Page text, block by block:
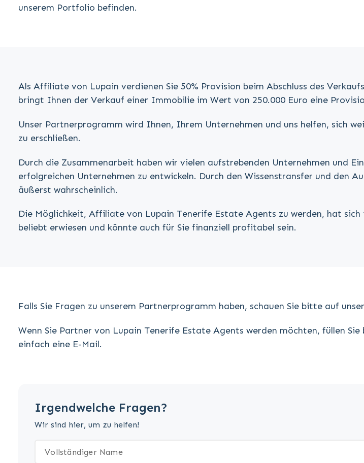
unserem Portfolio befinden.
Als Affiliate von Lupain verdienen Sie 50% Provision beim Abschluss des
bringt Ihnen der Verkauf einer Immobilie im Wert von 250.000 Euro eine
Unser Partnerprogramm wird Ihnen, Ihrem Unternehmen und uns helfen, sich
zu erschließen.
Durch die Zusammenarbeit haben wir vielen aufstrebenden Unternehmen und
erfolgreichen Unternehmen zu entwickeln. Durch den Wissenstransfer und den
äußerst wahrscheinlich.
Die Möglichkeit, Affiliate von Lupain Tenerife Estate Agents zu werden, hat sich
beliebt erwiesen und könnte auch für Sie finanziell profitabel sein.
Falls Sie Fragen zu unserem Partnerprogramm haben, schauen Sie bitte auf
Wenn Sie Partner von Lupain Tenerife Estate Agents werden möchten, füllen
einfach eine E-Mail.
Irgendwelche Fragen?
Wir sind hier, um zu helfen!